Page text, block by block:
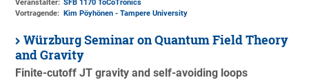
Veranstalter: SFB 1170 ToCoTronics
Vortragende:
Kim Pöyhönen - Tampere University
Würzburg Seminar on Quantum Field Theory
and Gravity
Finite-cutoff JT gravity and self-avoiding loops